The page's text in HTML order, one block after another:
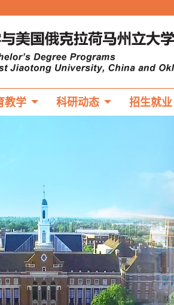
教学 科研动态 招生就业